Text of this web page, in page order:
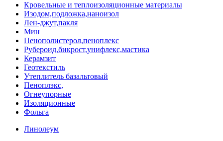
Кровельные и теплоизоляционные материалы
Изодом,подложка,наноизол
Лен-джут,пакля
Мин
Пенополистерол,пеноплекс
Рубероид,бикрост,унифлекс,мастика
Керамзит
Геотекстиль
Утеплитель базальтовый
Пеноплэкс,
Огнеупорные
Изоляционные
Фольга
Линолеум